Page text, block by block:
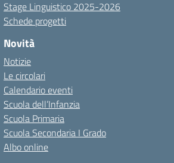
Stage Linguistico 2025-2026
Schede progetti
Novità
Notizie
Le circolari
Calendario eventi
Scuola dell’Infanzia
Scuola Primaria
Scuola Secondaria I Grado
Albo online